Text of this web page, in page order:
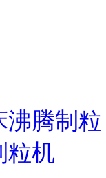
沸腾制粒
粒机